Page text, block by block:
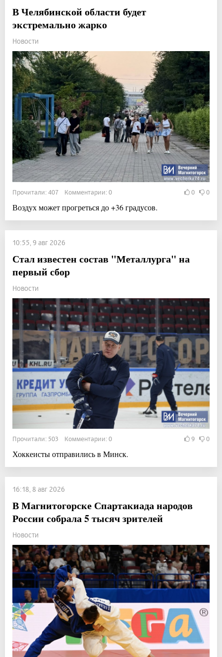
В Челябинской области будет
экстремально жарко
Новости
Прочитали: 407 Комментарии: 0 0 0
Воздух может прогреться до +36 градусов.
10:55, 9 авг 2026
Стал известен состав "Металлурга" на
первый сбор
Новости
Прочитали: 503 Комментарии: 0 9 0
Хоккеисты отправились в Минск.
16:18, 8 авг 2026
В Магнитогорске Спартакиада народов
России собрала 5 тысяч зрителей
Новости